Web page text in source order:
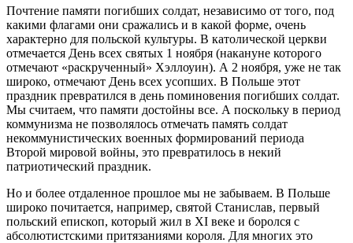
Почтение памяти погибших солдат, независимо от того, под
какими флагами они сражались и в какой форме, очень
характерно для польской культуры. В католической церкви
отмечается День всех святых 1 ноября (накануне которого
отмечают «раскрученный» Хэллоуин). А 2 ноября, уже не так
широко, отмечают День всех усопших. В Польше этот
праздник превратился в день поминовения погибших солдат.
Мы считаем, что памяти достойны все. А поскольку в период
коммунизма не позволялось отмечать память солдат
некоммунистических военных формирований периода
Второй мировой войны, это превратилось в некий
патриотический праздник.
Но и более отдаленное прошлое мы не забываем. В Польше
широко почитается, например, святой Станислав, первый
польский епископ, который жил в XI веке и боролся с
абсолютистскими притязаниями короля. Для многих это